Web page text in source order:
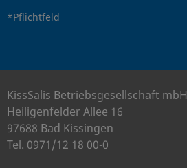
*Pflichtfeld
KissSalis Betriebsgesellschaft mbH
Heiligenfelder Allee 16
97688 Bad Kissingen
Tel. 0971/12 18 00-0